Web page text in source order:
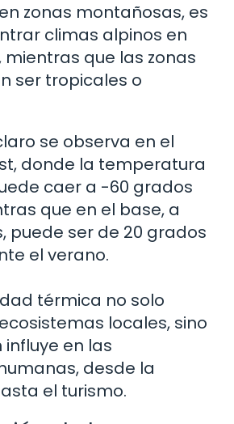
zonas montañosas, es
climas alpinos en
mientras que las zonas
ser tropicales o
se observa en el
donde la temperatura
caer a -60 grados
que en el base, a
puede ser de 20 grados
el verano.
térmica no solo
locales, sino
en las
desde la
el turismo.